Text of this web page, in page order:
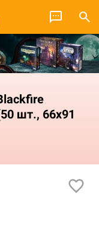
шт., 66x91